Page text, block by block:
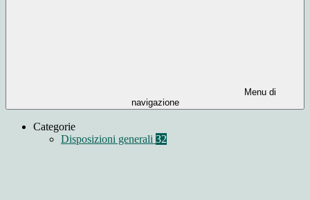
Menu di
navigazione
Categorie
Disposizioni generali 32